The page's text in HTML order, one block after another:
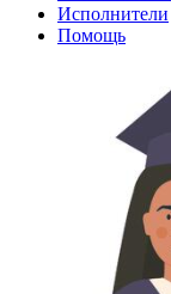
Исполнители
Помощь